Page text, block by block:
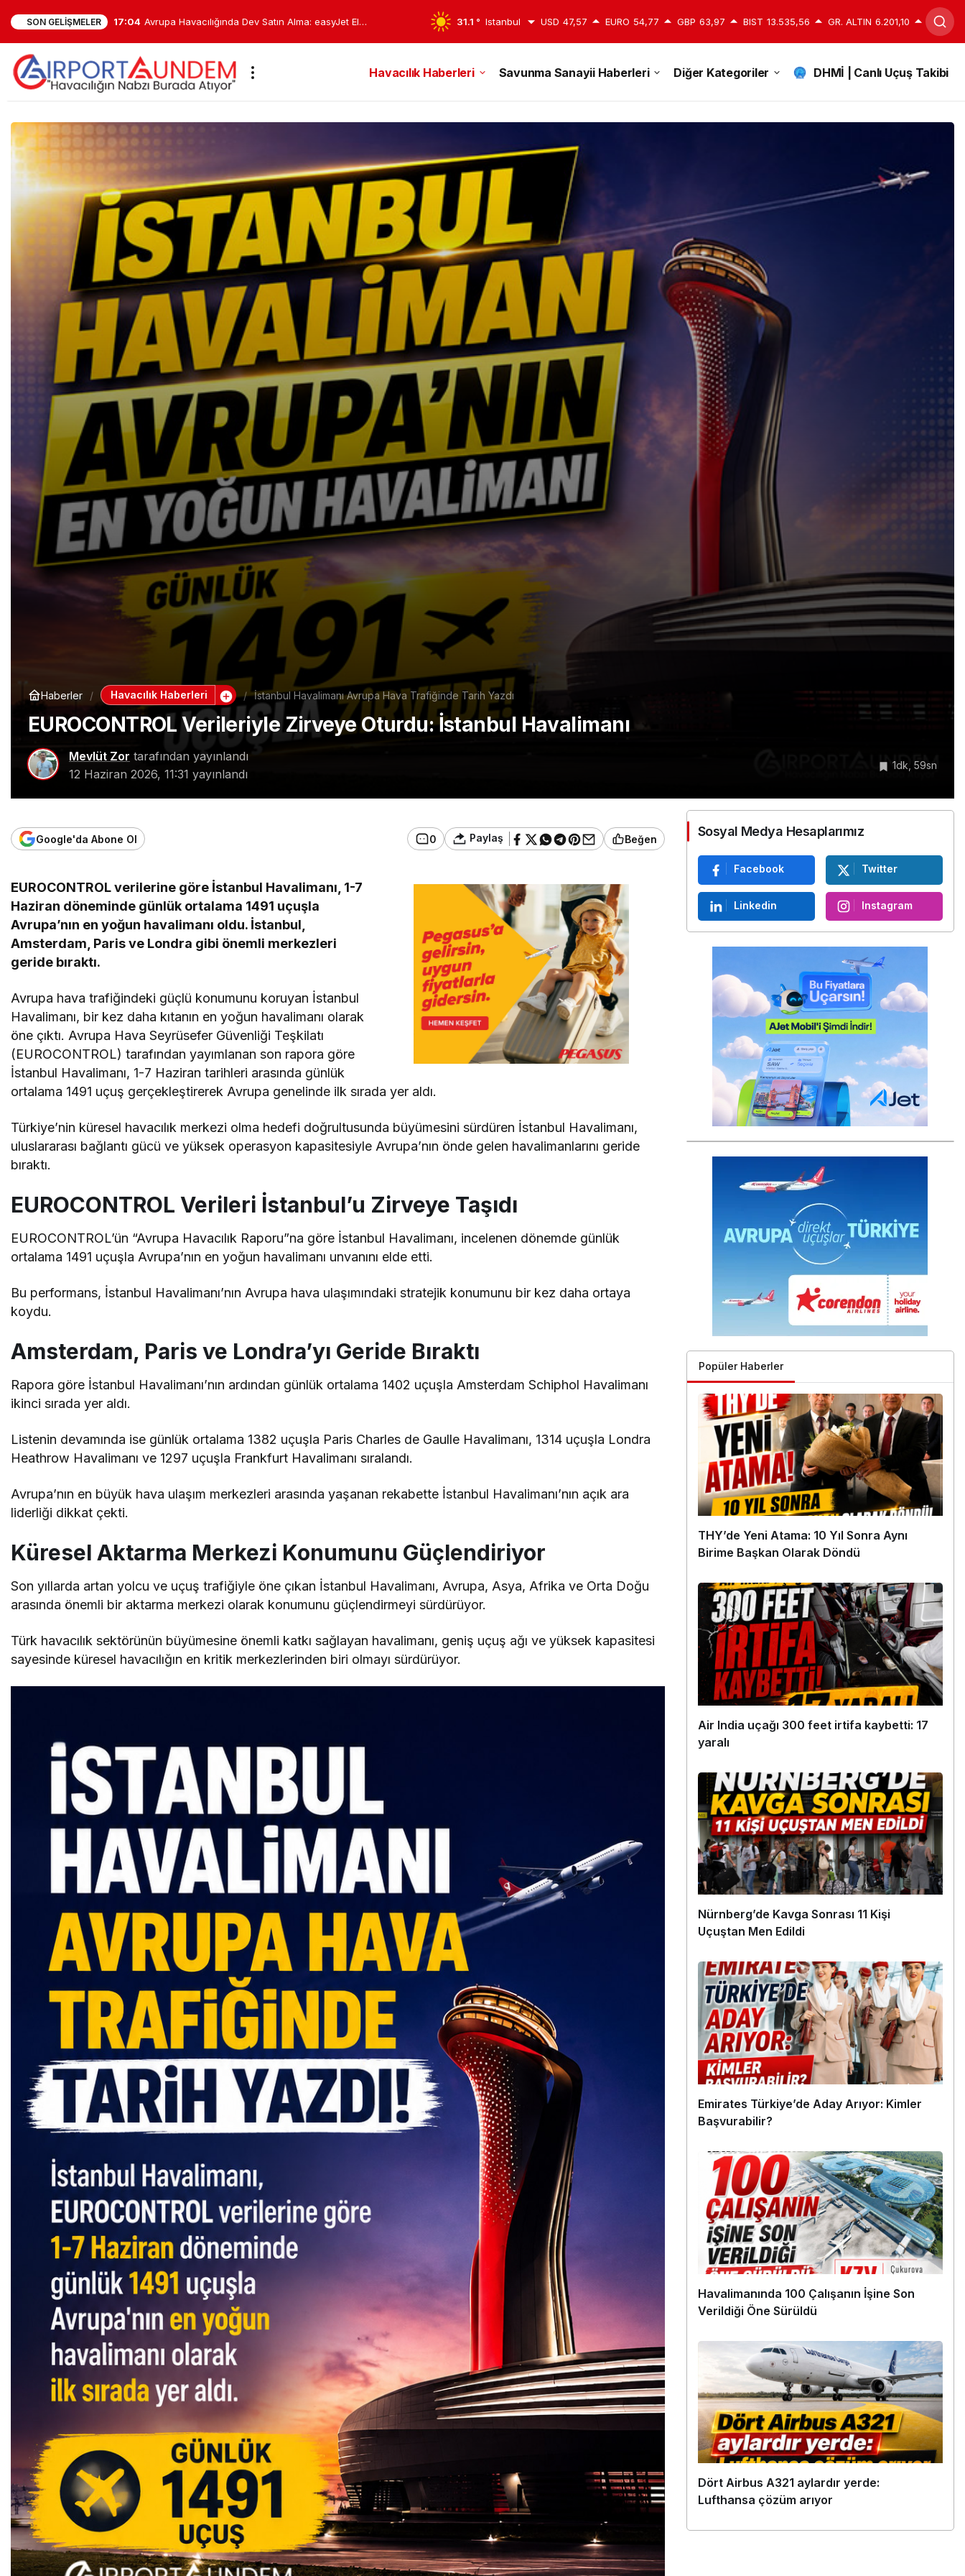
SON GELIŞMELER 13:39 BookingAgora Dubai’de 12 Gün Arayla İki FAM Trip 31.1 ° Istanbul USD 47,57 EURO 54,77 GBP 63,97 BIST 13.535,56 GR. ALTIN 6.201,10
Havacılık Haberleri Savunma Sanayii Haberleri Diğer Kategoriler DHMİ | Canlı Uçuş Takibi
Haberler Havacılık Haberleri İstanbul Havalimanı Avrupa Hava Trafiğinde Tarih Yazdı
EUROCONTROL Verileriyle Zirveye Oturdu: İstanbul Havalimanı
Mevlüt Zor tarafından yayınlandı
12 Haziran 2026, 11:31 yayınlandı
1dk, 59sn
Google'da Abone Ol 0 Paylaş Beğen
EUROCONTROL verilerine göre İstanbul Havalimanı, 1-7
Haziran döneminde günlük ortalama 1491 uçuşla
Avrupa’nın en yoğun havalimanı oldu. İstanbul,
Amsterdam, Paris ve Londra gibi önemli merkezleri
geride bıraktı.
Avrupa hava trafiğindeki güçlü konumunu koruyan İstanbul
Havalimanı, bir kez daha kıtanın en yoğun havalimanı olarak
öne çıktı. Avrupa Hava Seyrüsefer Güvenliği Teşkilatı
(EUROCONTROL) tarafından yayımlanan son rapora göre
İstanbul Havalimanı, 1-7 Haziran tarihleri arasında günlük
ortalama 1491 uçuş gerçekleştirerek Avrupa genelinde ilk sırada yer aldı.
Türkiye’nin küresel havacılık merkezi olma hedefi doğrultusunda büyümesini sürdüren İstanbul Havalimanı,
uluslararası bağlantı gücü ve yüksek operasyon kapasitesiyle Avrupa’nın önde gelen havalimanlarını geride
bıraktı.
EUROCONTROL Verileri İstanbul’u Zirveye Taşıdı
EUROCONTROL’ün “Avrupa Havacılık Raporu”na göre İstanbul Havalimanı, incelenen dönemde günlük
ortalama 1491 uçuşla Avrupa’nın en yoğun havalimanı unvanını elde etti.
Bu performans, İstanbul Havalimanı’nın Avrupa hava ulaşımındaki stratejik konumunu bir kez daha ortaya
koydu.
Amsterdam, Paris ve Londra’yı Geride Bıraktı
Rapora göre İstanbul Havalimanı’nın ardından günlük ortalama 1402 uçuşla Amsterdam Schiphol Havalimanı
ikinci sırada yer aldı.
Listenin devamında ise günlük ortalama 1382 uçuşla Paris Charles de Gaulle Havalimanı, 1314 uçuşla Londra
Heathrow Havalimanı ve 1297 uçuşla Frankfurt Havalimanı sıralandı.
Avrupa’nın en büyük hava ulaşım merkezleri arasında yaşanan rekabette İstanbul Havalimanı’nın açık ara
liderliği dikkat çekti.
Küresel Aktarma Merkezi Konumunu Güçlendiriyor
Son yıllarda artan yolcu ve uçuş trafiğiyle öne çıkan İstanbul Havalimanı, Avrupa, Asya, Afrika ve Orta Doğu
arasında önemli bir aktarma merkezi olarak konumunu güçlendirmeyi sürdürüyor.
Türk havacılık sektörünün büyümesine önemli katkı sağlayan havalimanı, geniş uçuş ağı ve yüksek kapasitesi
sayesinde küresel havacılığın en kritik merkezlerinden biri olmayı sürdürüyor.
Sosyal Medya Hesaplarımız
Facebook Twitter
Linkedin Instagram
Popüler Haberler
THY’de Yeni Atama: 10 Yıl Sonra Aynı
Birime Başkan Olarak Döndü
Air India uçağı 300 feet irtifa kaybetti: 17
yaralı
Nürnberg’de Kavga Sonrası 11 Kişi
Uçuştan Men Edildi
Emirates Türkiye’de Aday Arıyor: Kimler
Başvurabilir?
Havalimanında 100 Çalışanın İşine Son
Verildiği Öne Sürüldü
Dört Airbus A321 aylardır yerde:
Lufthansa çözüm arıyor